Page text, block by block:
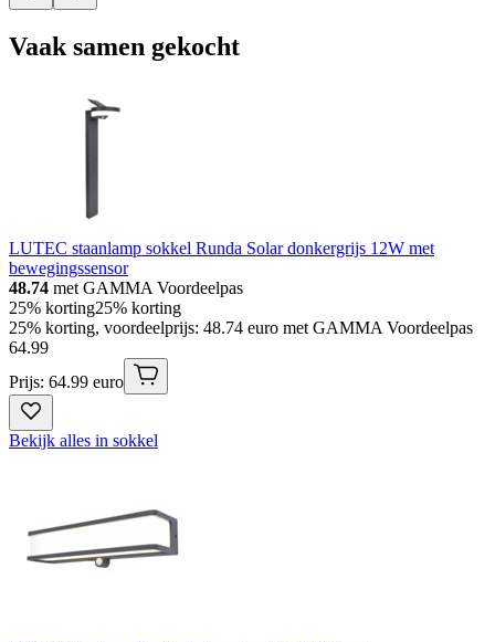
Vaak samen gekocht
LUTEC staanlamp sokkel Runda Solar donkergrijs 12W met
bewegingssensor
48.74 met GAMMA Voordeelpas
25% korting25% korting
25% korting, voordeelprijs: 48.74 euro met GAMMA Voordeelpas
64.99
Prijs: 64.99 euro
Bekijk alles in sokkel